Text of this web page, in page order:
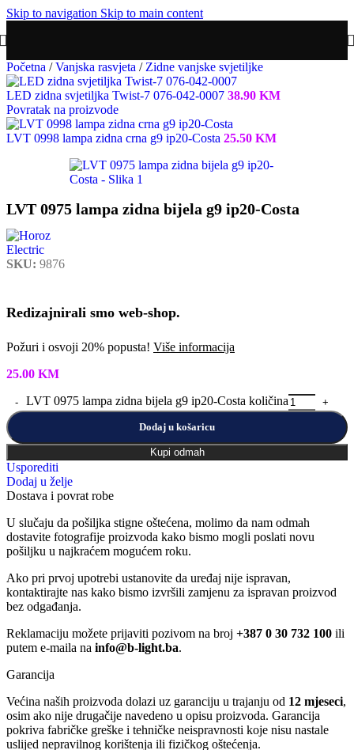
Skip to navigation Skip to main content
Početna / Vanjska rasvjeta / Zidne vanjske svjetiljke
LED zidna svjetiljka Twist-7 076-042-0007 38.90 KM
Povratak na proizvode
LVT 0998 lampa zidna crna g9 ip20-Costa 25.50 KM
LVT 0975 lampa zidna bijela g9 ip20-Costa
SKU: 9876
Redizajnirali smo web-shop.
Požuri i osvoji 20% popusta! Više informacija
25.00 KM
LVT 0975 lampa zidna bijela g9 ip20-Costa količina
Dodaj u košaricu
Kupi odmah
Usporediti
Dodaj u želje
Dostava i povrat robe
U slučaju da pošiljka stigne oštećena, molimo da nam odmah
dostavite fotografije proizvoda kako bismo mogli poslati novu
pošiljku u najkraćem mogućem roku.
Ako pri prvoj upotrebi ustanovite da uređaj nije ispravan,
kontaktirajte nas kako bismo izvršili zamjenu za ispravan proizvod
bez odgađanja.
Reklamaciju možete prijaviti pozivom na broj +387 0 30 732 100 ili
putem e-maila na info@b-light.ba.
Garancija
Većina naših proizvoda dolazi uz garanciju u trajanju od 12 mjeseci,
osim ako nije drugačije navedeno u opisu proizvoda. Garancija
pokriva fabričke greške i tehničke neispravnosti koje nisu nastale
uslijed nepravilnog korištenja ili fizičkog oštećenja.